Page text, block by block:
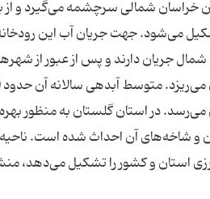
خراسان شمالی سرچشمه می‌گیرد و
می‌شود. جهت جریان آب این
جریان دارند و پس از عبور از
در استان گلستان به منظور
رود گرگان و شاخه‌های آن احداث شده است.
استان و كشور را تشكیل می‌دهد،